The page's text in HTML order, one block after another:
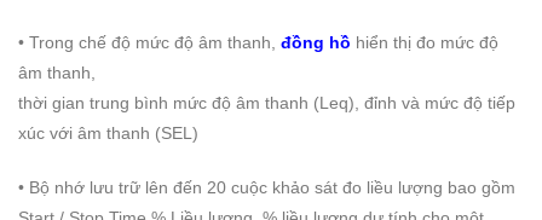
• Trong chế độ mức độ âm thanh, đồng hồ hiển thị đo mức độ
âm thanh,
thời gian trung bình mức độ âm thanh (Leq), đỉnh và mức độ tiếp
xúc với âm thanh (SEL)
• Bộ nhớ lưu trữ lên đến 20 cuộc khảo sát đo liều lượng bao gồm